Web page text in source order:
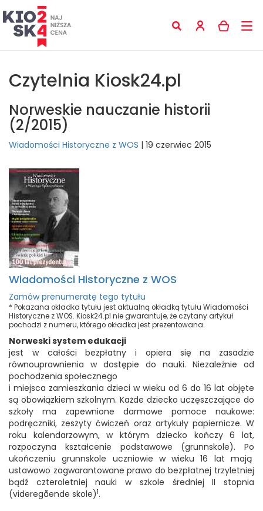
Czytelnia Kiosk24.pl
Norweskie nauczanie historii
(2/2015)
Wiadomości Historyczne z WOS | 19 czerwiec 2015
Wiadomości Historyczne z WOS
Zamów prenumeratę tego tytułu
* Pokazana okładka tytułu jest aktualną okładką tytułu Wiadomości
Historyczne z WOS. Kiosk24.pl nie gwarantuje, że czytany artykuł
pochodzi z numeru, którego okładka jest prezentowana.
Norweski system edukacji
jest w całości bezpłatny i opiera się na zasadzie
równouprawnienia w dostępie do nauki. Niezależnie od
pochodzenia społecznego
i miejsca zamieszkania dzieci w wieku od 6 do 16 lat objęte
są obowiązkiem szkolnym. Każde dziecko uczęszczające do
szkoły ma zapewnione darmowe pomoce naukowe:
podręczniki, zeszyty ćwiczeń oraz artykuły papiernicze. W
roku kalendarzowym, w którym dziecko kończy 6 lat,
rozpoczyna kształcenie podstawowe (grunnskole). Po
ukończeniu grunnskole uczniowie w wieku 16 lat mają
ustawowo zagwarantowane prawo do bezpłatnej trzyletniej
bądź czteroletniej nauki w szkole średniej II stopnia
(videregående skole)1.